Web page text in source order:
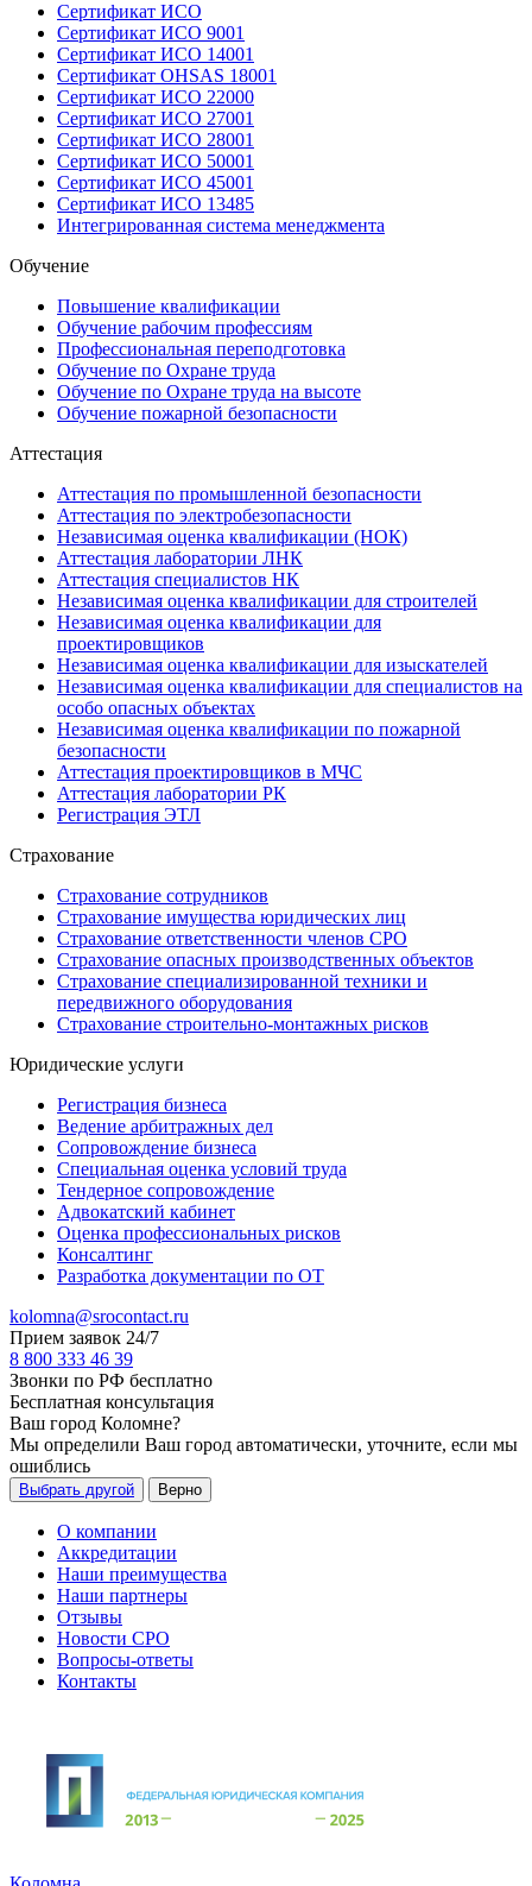
Сертификат ИСО
Сертификат ИСО 9001
Сертификат ИСО 14001
Сертификат OHSAS 18001
Сертификат ИСО 22000
Сертификат ИСО 27001
Сертификат ИСО 28001
Сертификат ИСО 50001
Сертификат ИСО 45001
Сертификат ИСО 13485
Интегрированная система менеджмента
Обучение
Повышение квалификации
Обучение рабочим профессиям
Профессиональная переподготовка
Обучение по Охране труда
Обучение по Охране труда на высоте
Обучение пожарной безопасности
Аттестация
Аттестация по промышленной безопасности
Аттестация по электробезопасности
Независимая оценка квалификации (НОК)
Аттестация лаборатории ЛНК
Аттестация специалистов НК
Независимая оценка квалификации для строителей
Независимая оценка квалификации для
проектировщиков
Независимая оценка квалификации для изыскателей
Независимая оценка квалификации для специалистов на
особо опасных объектах
Независимая оценка квалификации по пожарной
безопасности
Аттестация проектировщиков в МЧС
Аттестация лаборатории РК
Регистрация ЭТЛ
Страхование
Страхование сотрудников
Страхование имущества юридических лиц
Страхование ответственности членов СРО
Страхование опасных производственных объектов
Страхование специализированной техники и
передвижного оборудования
Страхование строительно-монтажных рисков
Юридические услуги
Регистрация бизнеса
Ведение арбитражных дел
Сопровождение бизнеса
Специальная оценка условий труда
Тендерное сопровождение
Адвокатский кабинет
Оценка профессиональных рисков
Консалтинг
Разработка документации по ОТ
kolomna@srocontact.ru
Прием заявок 24/7
8 800 333 46 39
Звонки по РФ бесплатно
Бесплатная консультация
Ваш город Коломне?
Мы определили Ваш город автоматически, уточните, если мы
ошиблись
Выбрать другой Верно
О компании
Аккредитации
Наши преимущества
Наши партнеры
Отзывы
Новости СРО
Вопросы-ответы
Контакты